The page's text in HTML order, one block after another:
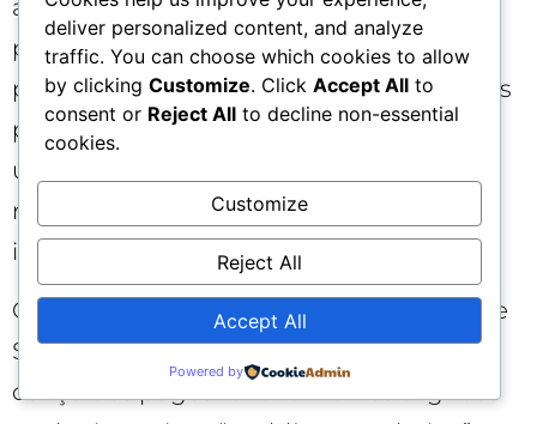
avec instrumentation fine et tests A/B. En
parallèle, des briefs standardisés ont
permis de tripler la vélocité éditoriale sans
perte de qualité. Résultats : +19% de sign-
ups organiques, -12% de CAC total et une
roadmap mieux priorisée grâce aux
insights de recherche.
Cas 2 — SaaS mid-market : en intégrant le
SEO au discovery produit, l’entreprise a
conçu des pages fonctionnalités alignées
deliver personalized content, and analyze
traffic. You can choose which cookies to allow
by clicking Customize. Click Accept All to
consent or Reject All to decline non-essential
cookies.
Customize
Reject All
Accept All
Powered by